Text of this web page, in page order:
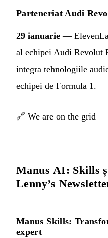
Parteneriat Audi
29 ianuarie —
al echipei Audi Revolut
integra tehnologiile
echipei de Formula 1.
🔗 We are on the grid
Manus AI: Skills
Lenny’s
Manus Skills:
expert